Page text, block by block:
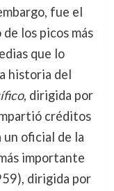
fue el
los picos más
que lo
historia del
, dirigida por
créditos
oficial de la
importante
dirigida por